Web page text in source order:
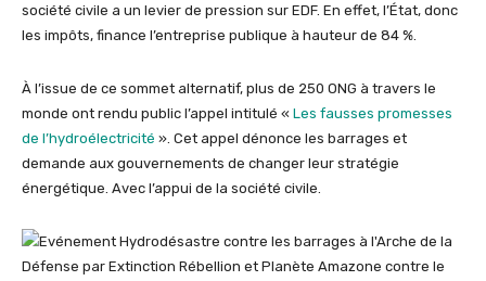
société civile a un levier de pression sur EDF. En effet, l’État, donc
les impôts, finance l’entreprise publique à hauteur de 84 %.
À l’issue de ce sommet alternatif, plus de 250 ONG à travers le
monde ont rendu public l’appel intitulé « Les fausses promesses
de l’hydroélectricité ». Cet appel dénonce les barrages et
demande aux gouvernements de changer leur stratégie
énergétique. Avec l’appui de la société civile.